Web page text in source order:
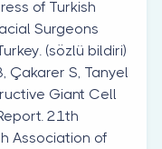
of Turkish
Surgeons
(sözlü bildiri)
Çakarer S, Tanyel
Giant Cell
21th
Association of